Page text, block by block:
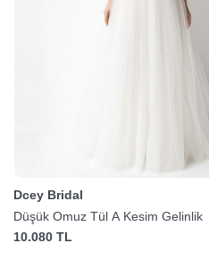
Dcey Bridal
Düşük Omuz Tül A Kesim Gelinlik
10.080 TL